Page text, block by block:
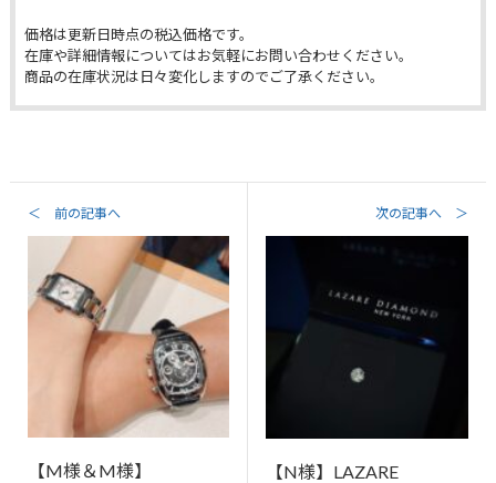
価格は更新日時点の税込価格です。
在庫や詳細情報についてはお気軽にお問い合わせください。
商品の在庫状況は日々変化しますのでご了承ください。
＜ 前の記事へ
【M様＆M様】
次の記事へ ＞
【N様】LAZARE